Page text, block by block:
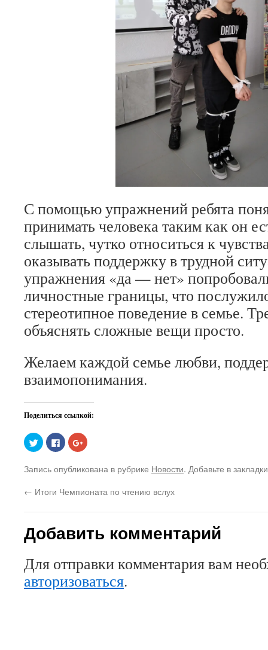
С помощью упражнений ребята
принимать человека таким как он
слышать, чутко относиться к
оказывать поддержку в трудной
упражнения «да — нет»
личностные границы, что
стереотипное поведение в семье.
объяснять сложные вещи просто.
Желаем каждой семье любви,
взаимопонимания.
Поделиться ссылкой:
Нажмите,
чтобы
поделиться
Twitter
(Открывается
новом
окне)
Нажмите
здесь,
чтобы
контентом
на
(Открывается
в
окне)
Нажмите,
чтобы
Google+
(Открывается
новом
окне)
Запись опубликована в рубрике Новости. Добавьте в
← Итоги Чемпионата по чтению вслух
Добавить комментарий
Для отправки комментария вам
авторизоваться.